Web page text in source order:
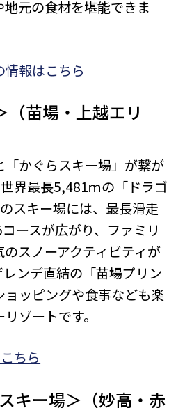
元の食材を堪能できま
報はこちら
苗場・上越エリ
「かぐらスキー場」が繋が
界最長5,481ｍの「ドラゴ
スキー場には、最長滑走
ースが広がり、ファミリ
スノーアクティビティが
ンデ直結の「苗場プリン
ョッピングや食事なども楽
ゾートです。
ちら
キー場＞（妙高・赤